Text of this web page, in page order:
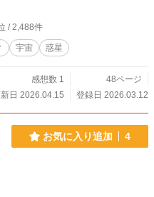
/ 2,488件
宇宙 惑星
感想数 1
48ページ
日 2026.04.15
登録日 2026.03.12
お気に入り追加 4